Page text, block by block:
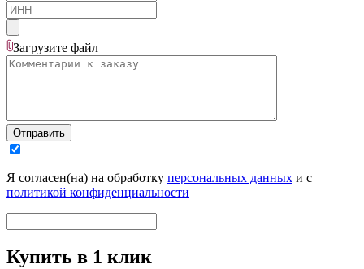
Загрузите файл
Отправить
Я согласен(на) на обработку персональных данных и с
политикой конфиденциальности
Купить в 1 клик